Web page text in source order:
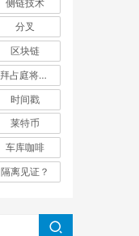
侧链技术
分叉
区块链
拜占庭将军问题
时间戳
莱特币
车库咖啡
隔离见证？